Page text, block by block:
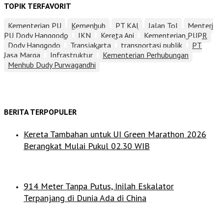
TOPIK TERFAVORIT
Kementerian PU
Kemenhub PT KAI Jalan Tol
Menteri
PU Dody Hanggodo
IKN Kereta Api
Kementerian PUPR
Dody Hanggodo
Transjakarta transportasi publik
PT
Jasa Marga
Infrastruktur
Kementerian Perhubungan
Menhub Dudy Purwagandhi
BERITA TERPOPULER
Kereta Tambahan untuk UI Green Marathon 2026
Berangkat Mulai Pukul 02.30 WIB
914 Meter Tanpa Putus, Inilah Eskalator
Terpanjang di Dunia Ada di China